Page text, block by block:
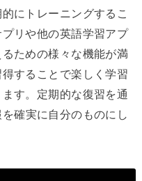
にトレーニングするこ
リや他の英語学習アプ
ための様々な機能が満
することで楽しく学習
す。定期的な復習を通
確実に自分のものにし